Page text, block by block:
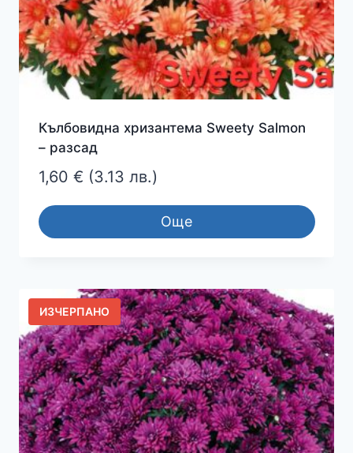
Кълбовидна хризантема Sweety Salmon
– разсад
1,60 € (3.13 лв.)
Още
ИЗЧЕРПАНО